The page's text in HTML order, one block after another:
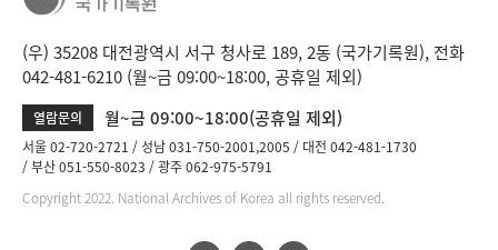
(우) 35208 대전광역시 서구 청사로 189, 2동 (국가기록원), 전화
042-481-6210 (월~금 09:00~18:00, 공휴일 제외)
열람문의 월~금 09:00~18:00(공휴일 제외)
서울 02-720-2721 성남 031-750-2001,2005
대전 042-481-1730
부산 051-550-8023
광주 062-975-5791
Copyright 2022. National Archives of Korea all rights reserved.